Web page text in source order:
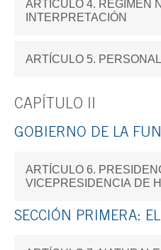
ARTÍCULO 4. RÉGIMEN
INTERPRETACIÓN
ARTÍCULO 5.
CAPÍTULO II
GOBIERNO DE LA
ARTÍCULO 6.
VICEPRESIDENCIA DE
SECCIÓN PRIMERA: